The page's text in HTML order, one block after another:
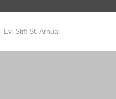
Ev. Stift St. Arnual